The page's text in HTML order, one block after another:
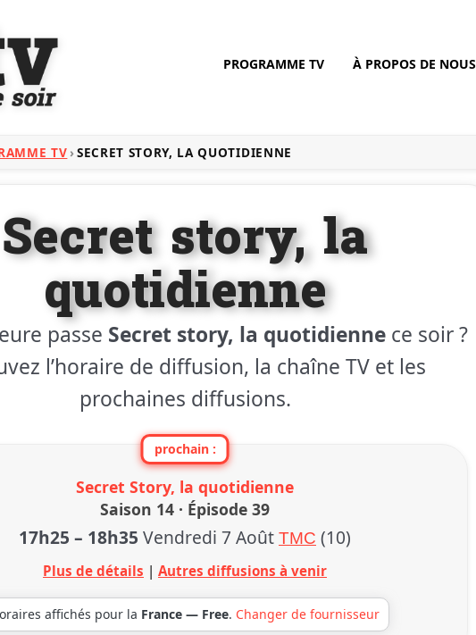
PROGRAMME TV À PROPOS DE NOUS
TV SECRET STORY, LA QUOTIDIENNE
Secret story, la
quotidienne
passe Secret story, la quotidiennece soir ?
l’horaire de diffusion, la chaîne TV et les
prochaines diffusions.
prochain :
Secret Story, la quotidienne
Saison 14 · Épisode 39
17h25 – 18h35 Vendredi 7 Août TMC (10)
Plus de détails | Autres diffusions à venir
affichés pour la France — Free. Changer de fournisseur